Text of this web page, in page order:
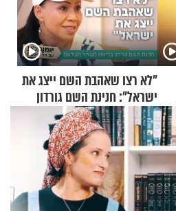
"לא רצו שאהבת השם ייצג את
ישראל": חנינת השם גורדון
בריאיון מעורר השראה